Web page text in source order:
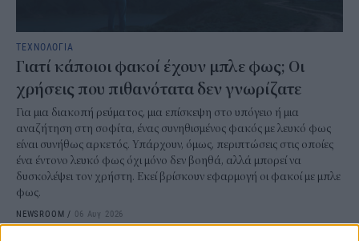
ΤΕΧΝΟΛΟΓΙΑ
Γιατί κάποιοι φακοί έχουν μπλε φως; Οι
χρήσεις που πιθανότατα δεν γνωρίζατε
Για μια διακοπή ρεύματος, μια επίσκεψη στο υπόγειο ή μια
αναζήτηση στη σοφίτα, ένας συνηθισμένος φακός με λευκό φως
είναι συνήθως αρκετός. Υπάρχουν, όμως, περιπτώσεις στις οποίες
ένα έντονο λευκό φως όχι μόνο δεν βοηθά, αλλά μπορεί να
δυσκολέψει τον χρήστη. Εκεί βρίσκουν εφαρμογή οι φακοί με μπλε
φως.
NEWSROOM / 06 Αυγ 2026